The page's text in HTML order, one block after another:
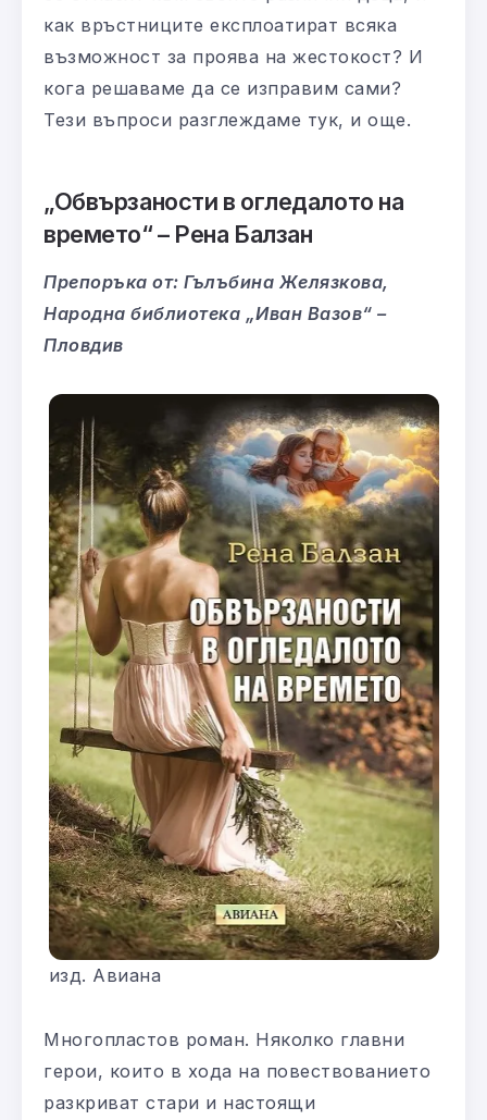
как връстниците експлоатират всяка
възможност за проява на жестокост? И
кога решаваме да се изправим сами?
Тези въпроси разглеждаме тук, и още.
„Обвързаности в огледалото на
времето“– Рена Балзан
Препоръка от: Гълъбина Желязкова,
Народна библиотека „Иван Вазов“ –
Пловдив
изд. Авиана
Многопластов роман. Няколко главни
герои, които в хода на повествованието
разкриват стари и настоящи